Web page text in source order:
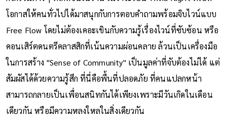
โอกาสให้คนทั่วไปได้มาสนุกกับการตอบคำถามพร้อมจิบไวน์แบบ
Free Flow โดยไม่ต้องเคอะเขินกับความรู้เรื่องไวน์ที่ซับซ้อน หรือ
คอนเสิร์ตดนตรีคลาสสิกที่เน้นความผ่อนคลาย ล้วนเป็นเครื่องมือ
ในการสร้าง "Sense of Community" เป็นมูลค่าที่จับต้องไม่ได้ แต่
สัมผัสได้ด้วยความรู้สึก ที่นี่คือพื้นที่ปลอดภัย ที่คนแปลกหน้า
สามารถกลายเป็นเพื่อนสนิทกันได้เพียงเพราะมีวันเกิดในเดือน
เดียวกัน หรือมีความหลงใหลในสิ่งเดียวกัน